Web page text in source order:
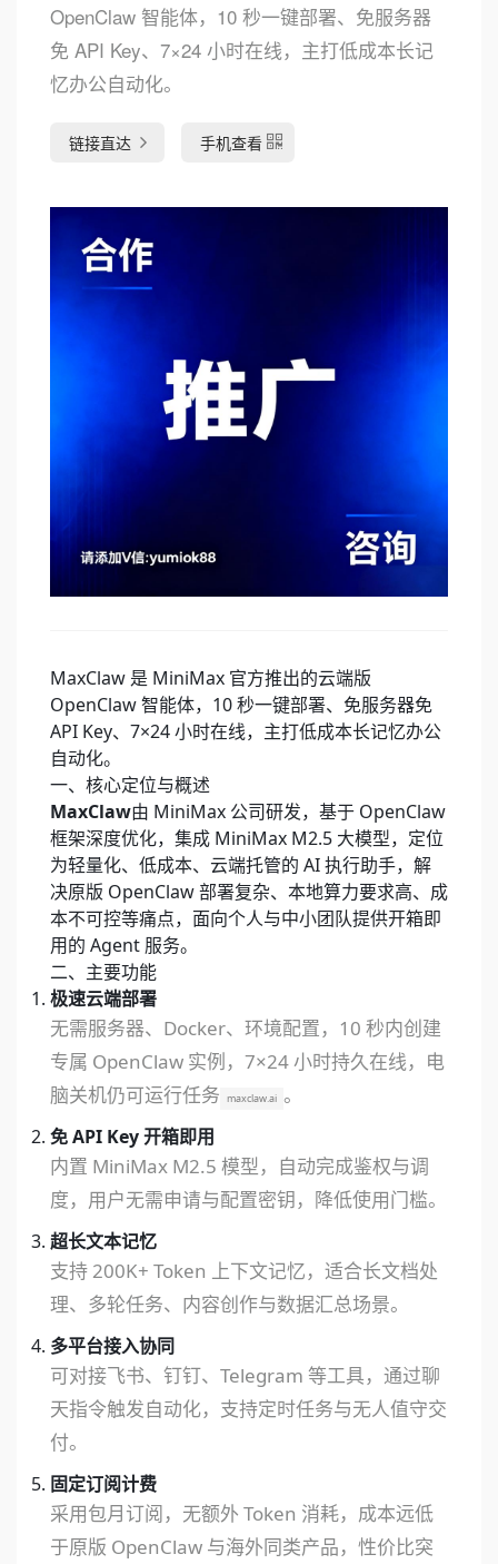
OpenClaw 智能体，10 秒一键部署、免服务器
免 API Key、7×24 小时在线，主打低成本长记
忆办公自动化。
链接直达 手机查看
MaxClaw 是 MiniMax 官方推出的云端版
OpenClaw 智能体，10 秒一键部署、免服务器免
API Key、7×24 小时在线，主打低成本长记忆办公
自动化。
一、核心定位与概述
MaxClaw由 MiniMax 公司研发，基于 OpenClaw
框架深度优化，集成 MiniMax M2.5 大模型，定位
为轻量化、低成本、云端托管的 AI 执行助手，解
决原版 OpenClaw 部署复杂、本地算力要求高、成
本不可控等痛点，面向个人与中小团队提供开箱即
用的 Agent 服务。
二、主要功能
极速云端部署
无需服务器、Docker、环境配置，10 秒内创建
专属 OpenClaw 实例，7×24 小时持久在线，电
脑关机仍可运行任务 maxclaw.ai 。
免 API Key 开箱即用
内置 MiniMax M2.5 模型，自动完成鉴权与调
度，用户无需申请与配置密钥，降低使用门槛。
超长文本记忆
支持 200K+ Token 上下文记忆，适合长文档处
理、多轮任务、内容创作与数据汇总场景。
多平台接入协同
可对接飞书、钉钉、Telegram 等工具，通过聊
天指令触发自动化，支持定时任务与无人值守交
付。
固定订阅计费
采用包月订阅，无额外 Token 消耗，成本远低
于原版 OpenClaw 与海外同类产品，性价比突